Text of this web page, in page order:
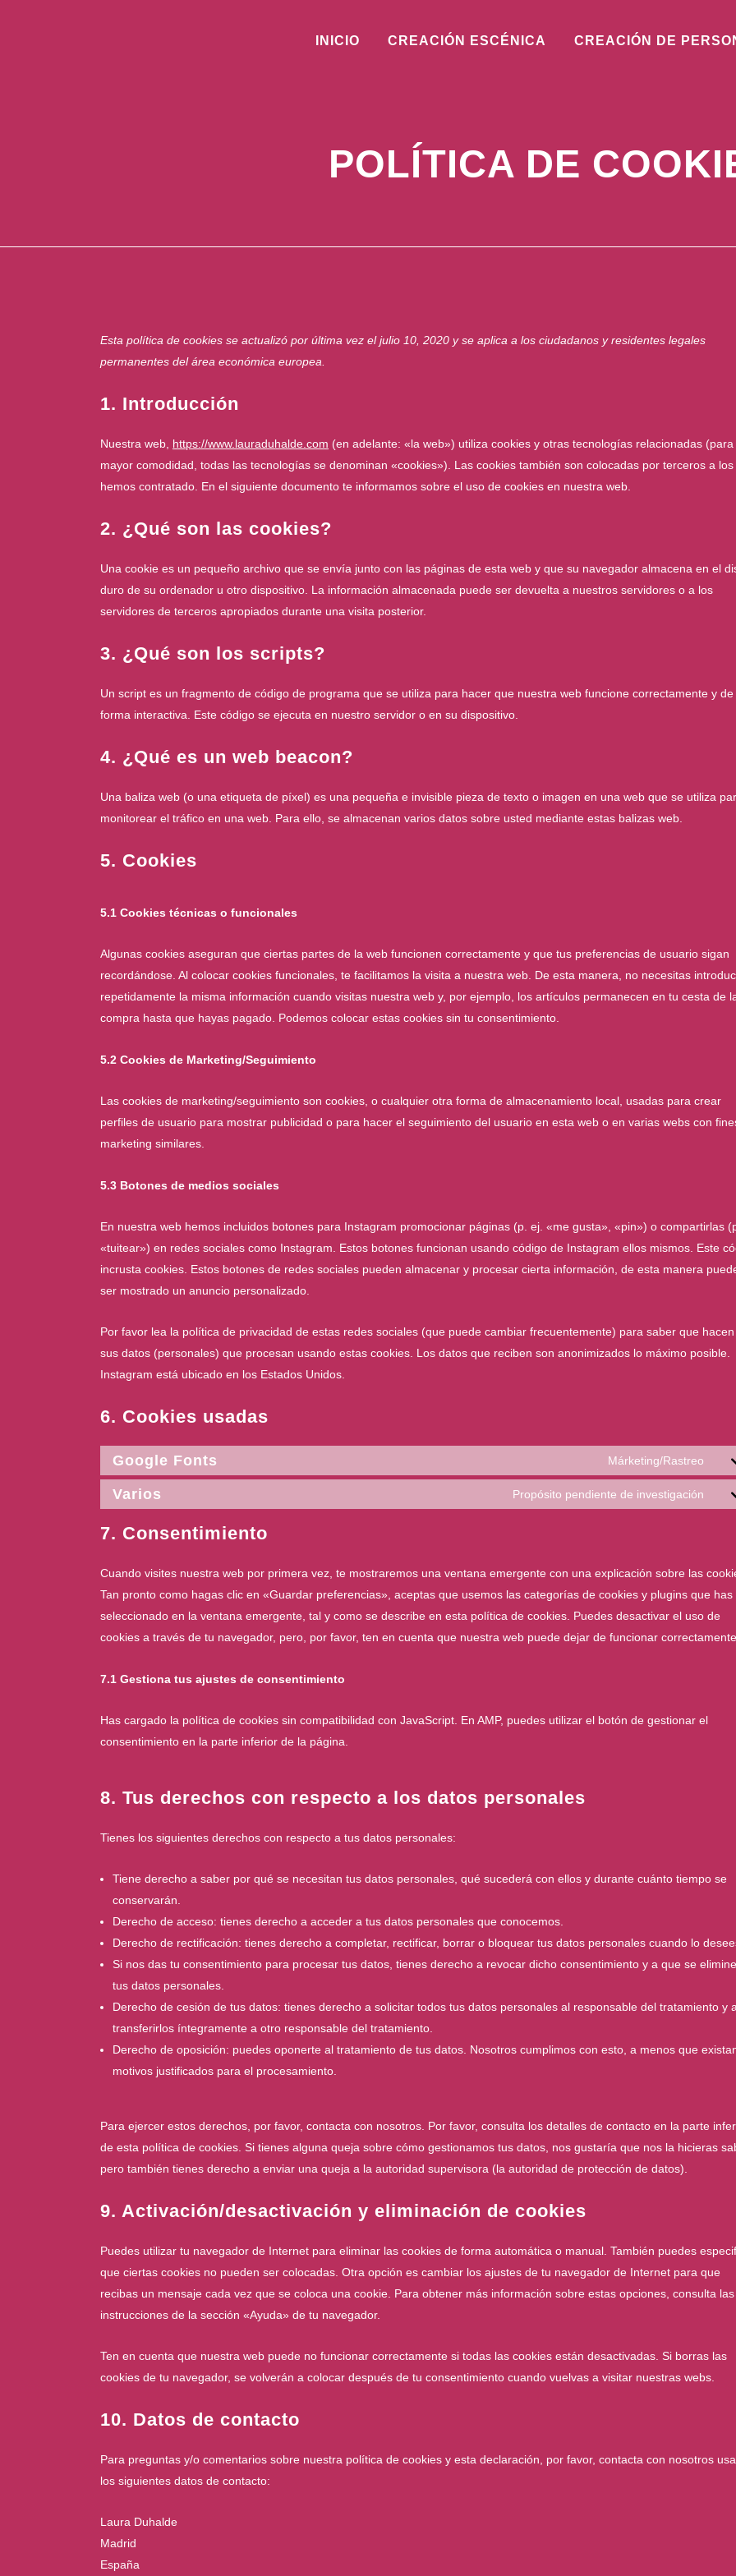
INICIO CREACIÓN ESCÉNICA CREACIÓN DE
POLÍTICA DE
Esta política de cookies se actualizó por última vez el julio 10, 2020 y se aplica a los ciudadanos y residentes legales
permanentes del área económica europea.
1. Introducción
Nuestra web, https://www.lauraduhalde.com (en adelante: «la web») utiliza cookies y otras tecnologías relacionadas (para
mayor comodidad, todas las tecnologías se denominan «cookies»). Las cookies también son colocadas por terceros a
hemos contratado. En el siguiente documento te informamos sobre el uso de cookies en nuestra web.
2. ¿Qué son las cookies?
Una cookie es un pequeño archivo que se envía junto con las páginas de esta web y que su navegador almacena en el
duro de su ordenador u otro dispositivo. La información almacenada puede ser devuelta a nuestros servidores o a los
servidores de terceros apropiados durante una visita posterior.
3. ¿Qué son los scripts?
Un script es un fragmento de código de programa que se utiliza para hacer que nuestra web funcione correctamente y de
forma interactiva. Este código se ejecuta en nuestro servidor o en su dispositivo.
4. ¿Qué es un web beacon?
Una baliza web (o una etiqueta de píxel) es una pequeña e invisible pieza de texto o imagen en una web que se utiliza
monitorear el tráfico en una web. Para ello, se almacenan varios datos sobre usted mediante estas balizas web.
5. Cookies
5.1 Cookies técnicas o funcionales
Algunas cookies aseguran que ciertas partes de la web funcionen correctamente y que tus preferencias de usuario sigan
recordándose. Al colocar cookies funcionales, te facilitamos la visita a nuestra web. De esta manera, no necesitas
repetidamente la misma información cuando visitas nuestra web y, por ejemplo, los artículos permanecen en tu cesta de
compra hasta que hayas pagado. Podemos colocar estas cookies sin tu consentimiento.
5.2 Cookies de Marketing/Seguimiento
Las cookies de marketing/seguimiento son cookies, o cualquier otra forma de almacenamiento local, usadas para crear
perfiles de usuario para mostrar publicidad o para hacer el seguimiento del usuario en esta web o en varias webs con
marketing similares.
5.3 Botones de medios sociales
En nuestra web hemos incluidos botones para Instagram promocionar páginas (p. ej. «me gusta», «pin») o compartirlas
«tuitear») en redes sociales como Instagram. Estos botones funcionan usando código de Instagram ellos mismos. Este
incrusta cookies. Estos botones de redes sociales pueden almacenar y procesar cierta información, de esta manera
ser mostrado un anuncio personalizado.
Por favor lea la política de privacidad de estas redes sociales (que puede cambiar frecuentemente) para saber que hacen
sus datos (personales) que procesan usando estas cookies. Los datos que reciben son anonimizados lo máximo posible.
Instagram está ubicado en los Estados Unidos.
6. Cookies usadas
Google Fonts Márketing/Rastreo
Varios Propósito pendiente de investigación
7. Consentimiento
Cuando visites nuestra web por primera vez, te mostraremos una ventana emergente con una explicación sobre las
Tan pronto como hagas clic en «Guardar preferencias», aceptas que usemos las categorías de cookies y plugins que has
seleccionado en la ventana emergente, tal y como se describe en esta política de cookies. Puedes desactivar el uso de
cookies a través de tu navegador, pero, por favor, ten en cuenta que nuestra web puede dejar de funcionar correctamente.
7.1 Gestiona tus ajustes de consentimiento
Has cargado la política de cookies sin compatibilidad con JavaScript. En AMP, puedes utilizar el botón de gestionar el
consentimiento en la parte inferior de la página.
8. Tus derechos con respecto a los datos personales
Tienes los siguientes derechos con respecto a tus datos personales:
Tiene derecho a saber por qué se necesitan tus datos personales, qué sucederá con ellos y durante cuánto tiempo se
conservarán.
Derecho de acceso: tienes derecho a acceder a tus datos personales que conocemos.
Derecho de rectificación: tienes derecho a completar, rectificar, borrar o bloquear tus datos personales cuando lo
Si nos das tu consentimiento para procesar tus datos, tienes derecho a revocar dicho consentimiento y a que se
tus datos personales.
Derecho de cesión de tus datos: tienes derecho a solicitar todos tus datos personales al responsable del tratamiento y a
transferirlos íntegramente a otro responsable del tratamiento.
Derecho de oposición: puedes oponerte al tratamiento de tus datos. Nosotros cumplimos con esto, a menos que
motivos justificados para el procesamiento.
Para ejercer estos derechos, por favor, contacta con nosotros. Por favor, consulta los detalles de contacto en la parte
de esta política de cookies. Si tienes alguna queja sobre cómo gestionamos tus datos, nos gustaría que nos la hicieras
pero también tienes derecho a enviar una queja a la autoridad supervisora (la autoridad de protección de datos).
9. Activación/desactivación y eliminación de cookies
Puedes utilizar tu navegador de Internet para eliminar las cookies de forma automática o manual. También puedes
que ciertas cookies no pueden ser colocadas. Otra opción es cambiar los ajustes de tu navegador de Internet para que
recibas un mensaje cada vez que se coloca una cookie. Para obtener más información sobre estas opciones, consulta las
instrucciones de la sección «Ayuda» de tu navegador.
Ten en cuenta que nuestra web puede no funcionar correctamente si todas las cookies están desactivadas. Si borras las
cookies de tu navegador, se volverán a colocar después de tu consentimiento cuando vuelvas a visitar nuestras webs.
10. Datos de contacto
Para preguntas y/o comentarios sobre nuestra política de cookies y esta declaración, por favor, contacta con nosotros
los siguientes datos de contacto:
Laura Duhalde
Madrid
España